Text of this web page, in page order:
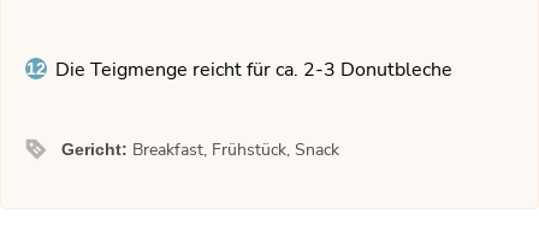
Die Teigmenge reicht für ca. 2-3 Donutbleche
Gericht: Breakfast, Frühstück, Snack